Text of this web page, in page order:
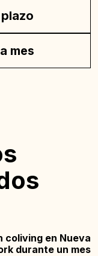
mes
coliving en Nueva
durante un mes